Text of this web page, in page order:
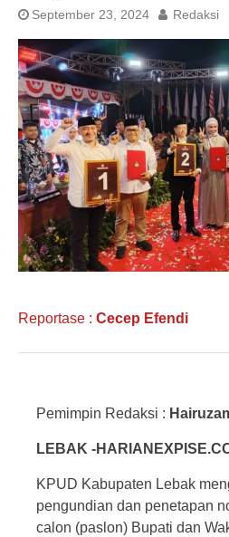
September 23, 2024 Redaksi
Reportase : Cecep Efendi
Pemimpin Redaksi :
LEBAK -
KPUD Kabupaten Lebak
pengundian dan penetapan
calon (paslon) Bupati dan